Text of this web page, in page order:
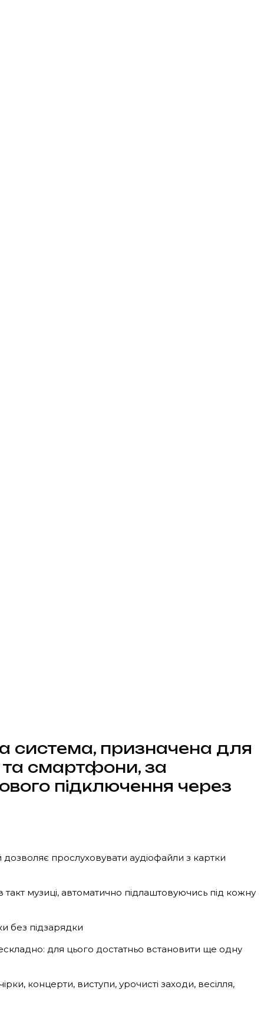
система, призначена для
та смартфони, за
підключення через
прослуховувати аудіофайли з картки
такт музиці, автоматично підлаштовуючись під кожну
без підзарядки
для цього достатньо встановити ще одну
концерти, виступи, урочисті заходи, весілля,